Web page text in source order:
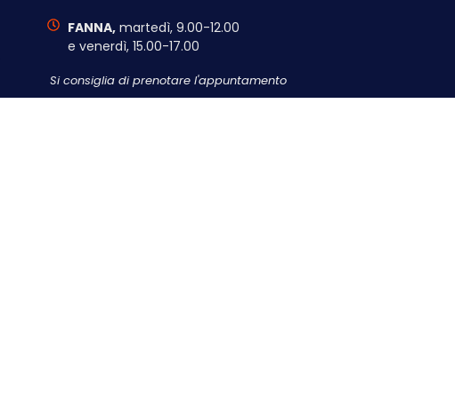
FANNA,martedì, 9.00-12.00
e venerdì, 15.00-17.00
Si consiglia di prenotare l'appuntamento